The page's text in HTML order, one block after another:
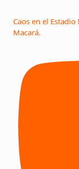
Caos en el
Macará.